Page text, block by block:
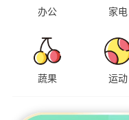
办公 家电
蔬果 运动